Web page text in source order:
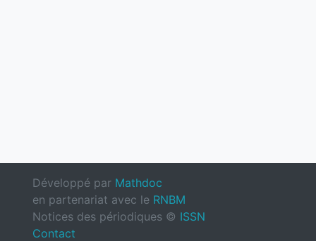
Développé par Mathdoc
en partenariat avec le RNBM
Notices des périodiques © ISSN
Contact